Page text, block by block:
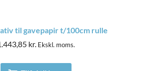
til gavepapir t/100cm rulle
kr. Ekskl. moms.